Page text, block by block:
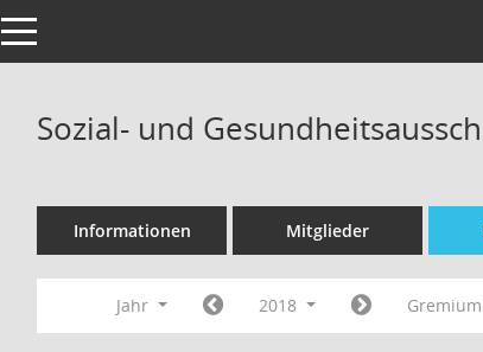
Toggle navigation
Sozial- und
Informationen Mitglieder
Jahr 2018